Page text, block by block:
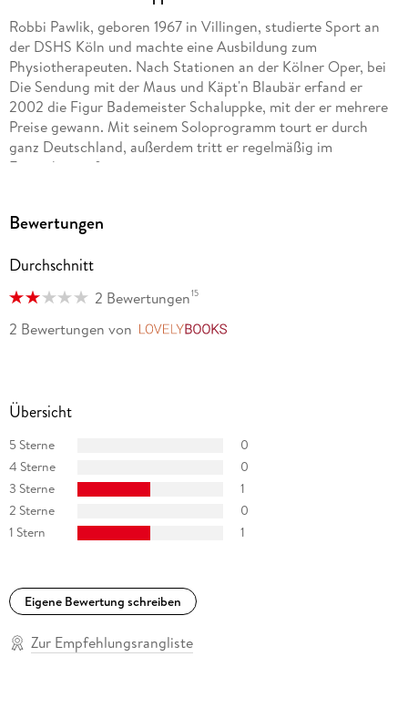
Robbi Pawlik, geboren 1967 in Villingen, studierte Sport an
der DSHS Köln und machte eine Ausbildung zum
Physiotherapeuten. Nach Stationen an der Kölner Oper, bei
Die Sendung mit der Maus und Käpt'n Blaubär erfand er
2002 die Figur Bademeister Schaluppke, mit der er mehrere
Preise gewann. Mit seinem Soloprogramm tourt er durch
ganz Deutschland, außerdem tritt er regelmäßig im
Fernsehen auf.
Bewertungen
Durchschnitt
2 Bewertungen15
2 Bewertungen von
Übersicht
5 Sterne
0
4 Sterne
0
3 Sterne
1
2 Sterne
0
1 Stern
1
Eigene Bewertung schreiben
Zur Empfehlungsrangliste